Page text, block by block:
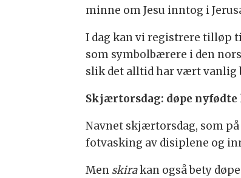
minne om Jesu inntog i
I dag kan vi registrere tilløp
som symbolbærere i den
slik det alltid har vært vanlig
Skjærtorsdag: døpe nyfødte
Navnet skjærtorsdag, som
fotvasking av disiplene og
Men skirakan også bety